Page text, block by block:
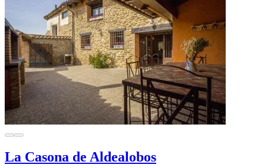
La Casona de Aldealobos